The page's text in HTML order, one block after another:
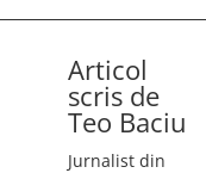
Articol
scris de
Teo Baciu
Jurnalist din